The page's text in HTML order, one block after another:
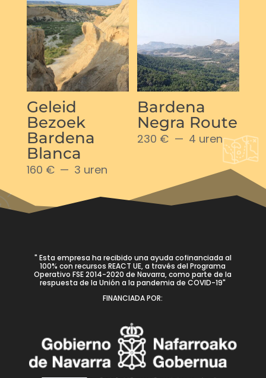
Geleid
Bezoek
Bardena
Blanca
160 € 3 uren
Bardena
Negra Route
230 € 4 uren
" Esta empresa ha recibido una ayuda cofinanciada al
100% con recursos REACT UE, a través del Programa
Operativo FSE 2014-2020 de Navarra, como parte de la
respuesta de la Unión a la pandemia de COVID-19"
FINANCIADA POR: